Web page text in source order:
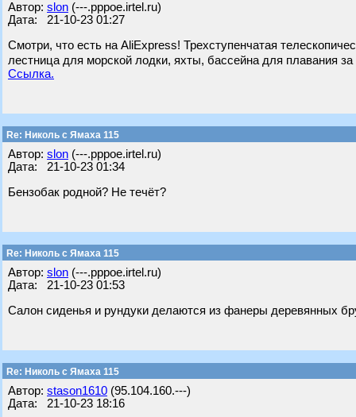
Автор: slon (---.pppoe.irtel.ru)
Дата: 21-10-23 01:27
Смотри, что есть на AliExpress! Трехступенчатая
лестница для морской лодки, яхты, бассейна для плавания
Ссылка.
Re: Николь с Ямаха 115
Автор: slon (---.pppoe.irtel.ru)
Дата: 21-10-23 01:34
Бензобак родной? Не течёт?
Re: Николь с Ямаха 115
Автор: slon (---.pppoe.irtel.ru)
Дата: 21-10-23 01:53
Салон сиденья и рундуки делаются из фанеры деревянных
Re: Николь с Ямаха 115
Автор: stason1610 (95.104.160.---)
Дата: 21-10-23 18:16